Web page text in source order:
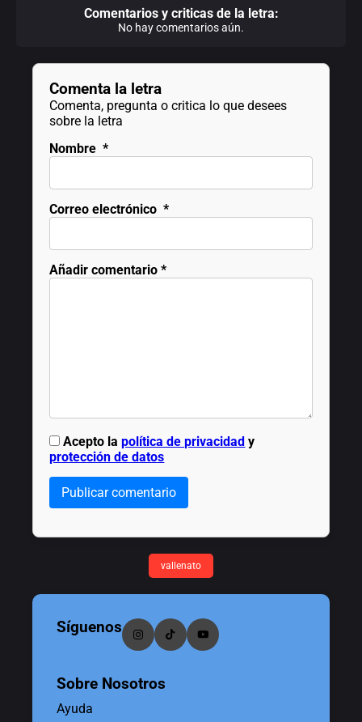
Comentarios y criticas de la letra:
No hay comentarios aún.
Comenta la letra
Comenta, pregunta o critica lo que desees
sobre la letra
Nombre *
Correo electrónico *
Añadir comentario *
Acepto lapolítica de privacidad y
protección de datos
Publicar comentario
vallenato
Síguenos
Sobre Nosotros
Ayuda